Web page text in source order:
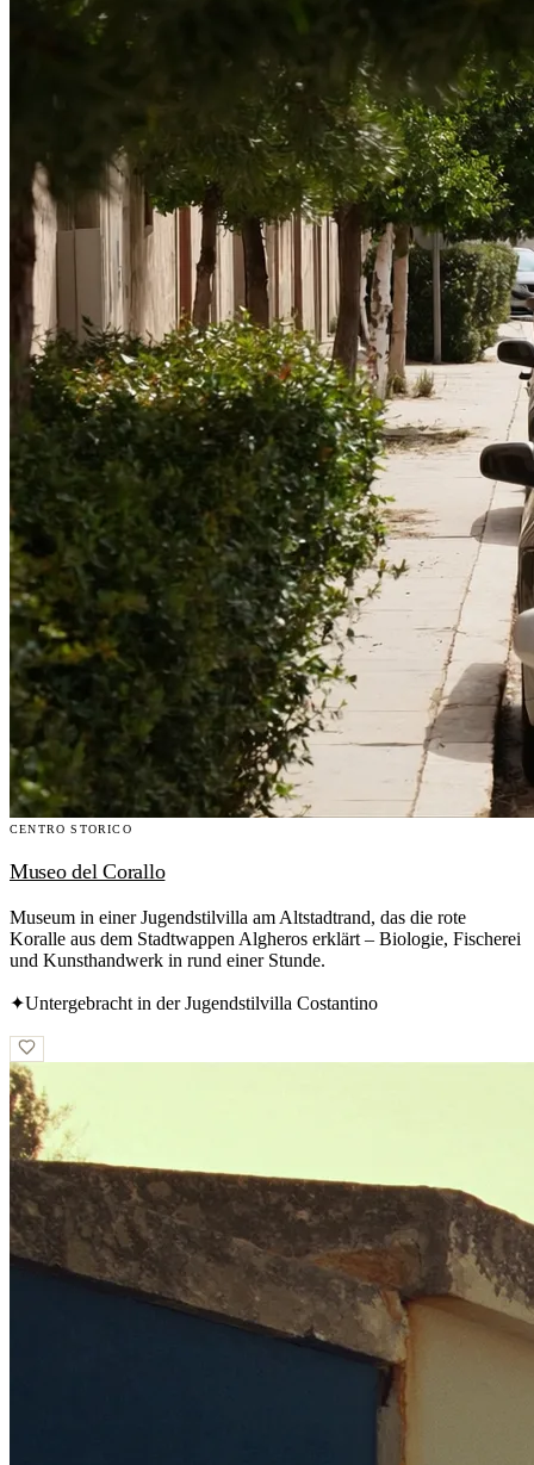
CENTRO STORICO
Museo del Corallo
Museum in einer Jugendstilvilla am Altstadtrand, das die rote
Koralle aus dem Stadtwappen Algheros erklärt – Biologie, Fischerei
und Kunsthandwerk in rund einer Stunde.
✦Untergebracht in der Jugendstilvilla Costantino